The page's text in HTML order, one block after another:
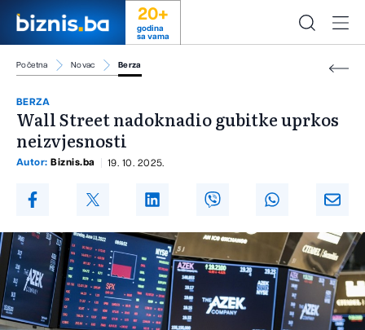
20+
godina
sa vama
Početna Novac Berza
BERZA
Wall Street nadoknadio gubitke uprkos
neizvjesnosti
Autor: Biznis.ba 19. 10. 2025.